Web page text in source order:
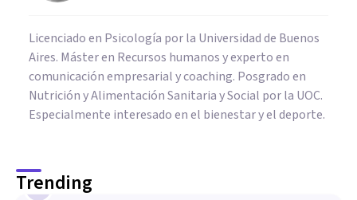
Licenciado en Psicología por la Universidad de Buenos
Aires. Máster en Recursos humanos y experto en
comunicación empresarial y coaching. Posgrado en
Nutrición y Alimentación Sanitaria y Social por la UOC.
Especialmente interesado en el bienestar y el deporte.
Trending
1